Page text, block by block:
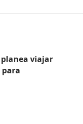
planea viajar
para